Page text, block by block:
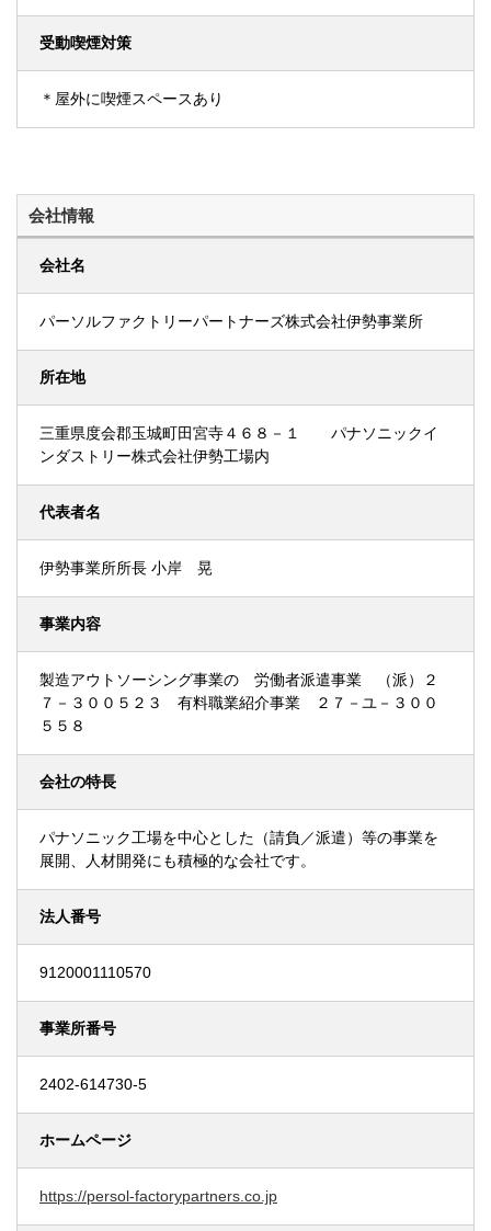
受動喫煙対策
＊屋外に喫煙スペースあり
会社情報
会社名
パーソルファクトリーパートナーズ株式会社伊勢事業所
所在地
三重県度会郡玉城町田宮寺４６８－１ パナソニックイ
ンダストリー株式会社伊勢工場内
代表者名
伊勢事業所所長 小岸 晃
事業内容
製造アウトソーシング事業の 労働者派遣事業 （派）２
７－３００５２３ 有料職業紹介事業 ２７－ユ－３００
５５８
会社の特長
パナソニック工場を中心とした（請負／派遣）等の事業を
展開、人材開発にも積極的な会社です。
法人番号
9120001110570
事業所番号
2402-614730-5
ホームページ
https://persol-factorypartners.co.jp